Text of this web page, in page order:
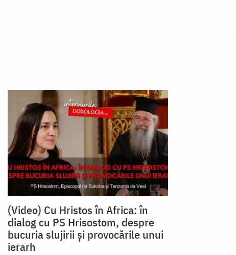
(Video) Cu Hristos în Africa: în
dialog cu PS Hrisostom, despre
bucuria slujirii și provocările unui
ierarh